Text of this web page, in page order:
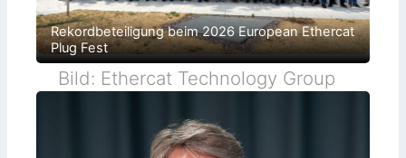
Rekordbeteiligung beim 2026 European Ethercat
Plug Fest
Bild: Ethercat Technology Group